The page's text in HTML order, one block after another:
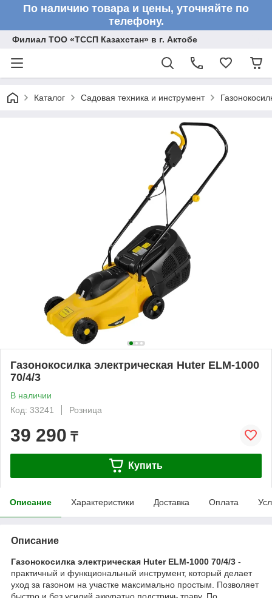
По наличию товара и цены, уточняйте по
телефону.
Филиал ТОО «ТССП Казахстан» в г. Актобе
Каталог Садовая техника и инструмент
Газонокосилка электрическая Huter ELM-1000
70/4/3
В наличии
Код: 33241
Розница
39 290 ₸
Купить
Описание Характеристики Доставка Оплата
Описание
Газонокосилка электрическая Huter ELM-1000 70/4/3 -
практичный и функциональный инструмент, который делает
уход за газоном на участке максимально простым. Позволяет
быстро и без усилий аккуратно подстричь траву. По